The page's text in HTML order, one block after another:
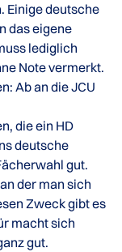
Einige deutsche
das eigene
lediglich
Note vermerkt.
Ab an die JCU
die ein HD
deutsche
gut.
der man sich
Zweck gibt es
macht sich
gut.